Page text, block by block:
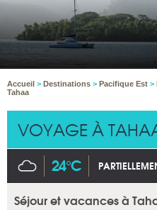
Accueil > Destinations > Pacifique Est >
Tahaa
VOYAGE À
24°C
Séjour et vacances à